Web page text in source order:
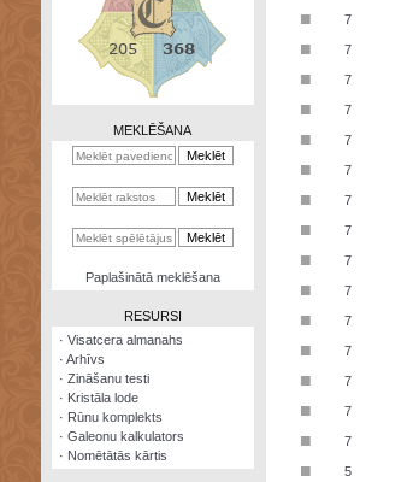
kalkulators
MEKLĒŠANA
Paplašinātā meklēšana
RESURSI
· Visatcera almanahs
· Arhīvs
· Zināšanu testi
· Kristāla lode
· Rūnu komplekts
· Galeonu kalkulators
· Nomētātās kārtis
■ 7
■ 7
■ 7
■ 7
■ 7
■ 7
■ 7
■ 7
■ 7
■ 7
■ 7
■ 7
■ 7
■ 7
■ 7
■ 5